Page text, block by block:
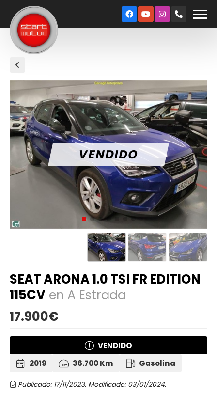
SEAT ARONA 1.0 TSI FR EDITION
115CV en A Estrada
17.900€
VENDIDO
2019
36.700 Km Gasolina
Publicado: 17/11/2023. Modificado: 03/01/2024.